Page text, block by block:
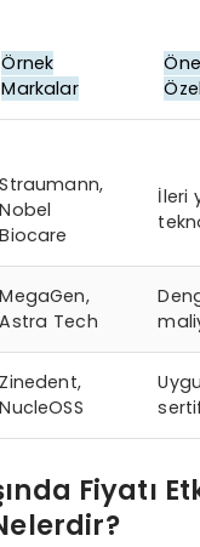
Örnek
Markalar
Straumann,
Nobel
Biocare
İleri
MegaGen,
Astra Tech
Zinedent,
NucleOSS
Fiyatı